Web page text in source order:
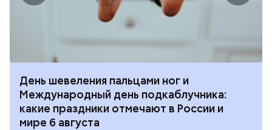
День шевеления пальцами ног и
Международный день подкаблучника:
какие праздники отмечают в России и
мире 6 августа